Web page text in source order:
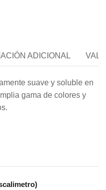
ADICIONAL
suave y soluble en
gama de colores y